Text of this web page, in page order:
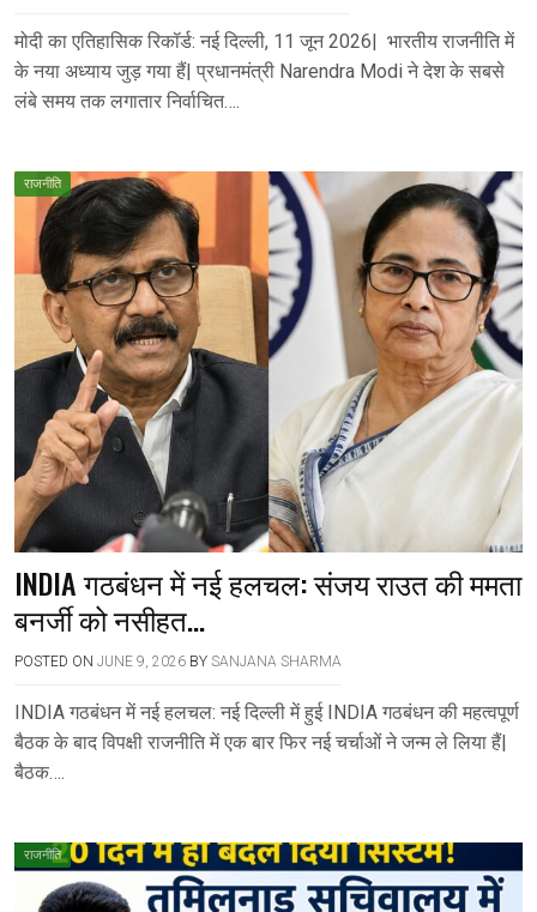
मोदी का एतिहासिक रिकॉर्ड: नई दिल्ली, 11 जून 2026| भारतीय राजनीति में
के नया अध्याय जुड़ गया हैं| प्रधानमंत्री Narendra Modi ने देश के सबसे
लंबे समय तक लगातार निर्वाचित….
राजनीति
INDIA गठबंधन में नई हलचल: संजय राउत की ममता
बनर्जी को नसीहत…
POSTED ON JUNE 9, 2026 BY SANJANA SHARMA
INDIA गठबंधन में नई हलचल: नई दिल्ली में हुई INDIA गठबंधन की महत्वपूर्ण
बैठक के बाद विपक्षी राजनीति में एक बार फिर नई चर्चाओं ने जन्म ले लिया हैं|
बैठक….
राजनीति